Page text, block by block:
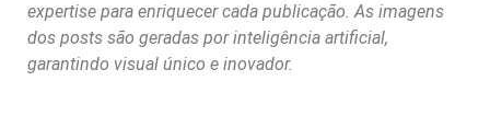
expertise para enriquecer cada publicação. As imagens
dos posts são geradas por inteligência artificial,
garantindo visual único e inovador.